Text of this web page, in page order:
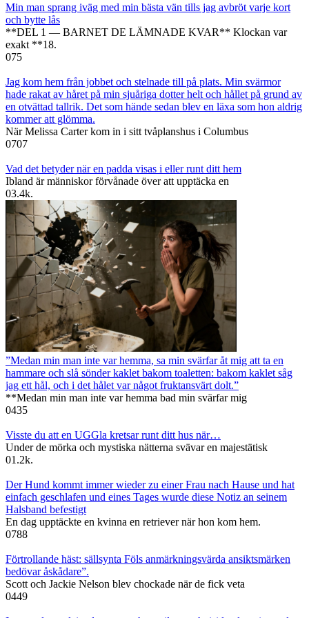
Min man sprang iväg med min bästa vän tills jag avbröt varje kort
och bytte lås
**DEL 1 — BARNET DE LÄMNADE KVAR** Klockan var
exakt **18.
075
Jag kom hem från jobbet och stelnade till på plats. Min svärmor
hade rakat av håret på min sjuåriga dotter helt och hållet på grund av
en otvättad tallrik. Det som hände sedan blev en läxa som hon aldrig
kommer att glömma.
När Melissa Carter kom in i sitt tvåplanshus i Columbus
0707
Vad det betyder när en padda visas i eller runt ditt hem
Ibland är människor förvånade över att upptäcka en
03.4k.
”Medan min man inte var hemma, sa min svärfar åt mig att ta en
hammare och slå sönder kaklet bakom toaletten: bakom kaklet såg
jag ett hål, och i det hålet var något fruktansvärt dolt.”
**Medan min man inte var hemma bad min svärfar mig
0435
Visste du att en UGGla kretsar runt ditt hus när…
Under de mörka och mystiska nätterna svävar en majestätisk
01.2k.
Der Hund kommt immer wieder zu einer Frau nach Hause und hat
einfach geschlafen und eines Tages wurde diese Notiz an seinem
Halsband befestigt
En dag upptäckte en kvinna en retriever när hon kom hem.
0788
Förtrollande häst: sällsynta Föls anmärkningsvärda ansiktsmärken
bedövar åskådare”.
Scott och Jackie Nelson blev chockade när de fick veta
0449